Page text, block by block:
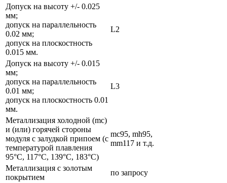
Допуск на высоту +/- 0.025
мм;
допуск на параллельность
0.02 мм;
допуск на плоскостность
0.015 мм.
L2
Допуск на высоту +/- 0.015
мм;
допуск на параллельность
0.01 мм;
допуск на плоскостность 0.01
мм.
L3
Металлизация холодной (mc)
и (или) горячей стороны
модуля с залудкой припоем (с
температурой плавления
95°С, 117°С, 139°С, 183°С)
mc95, mh95,
mm117 и т.д.
Металлизация с золотым
покрытием
по запросу